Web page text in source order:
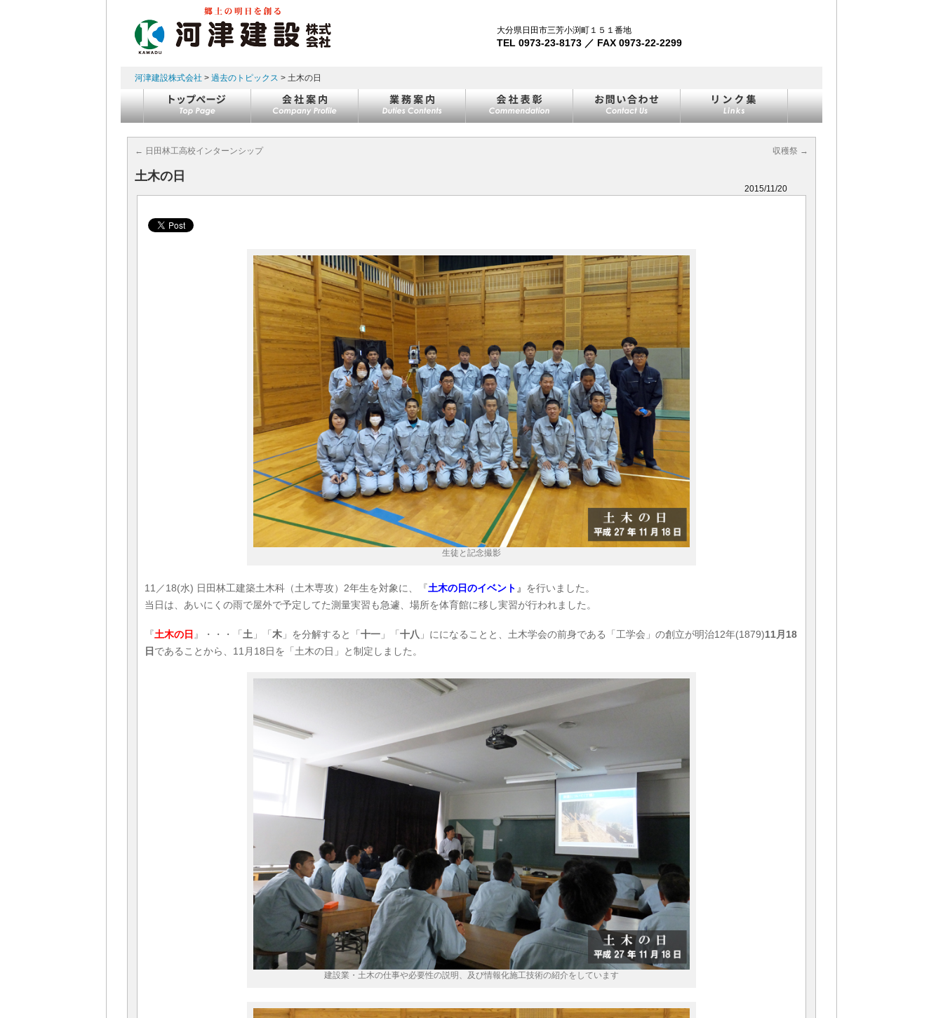
大分県日田市三芳小渕町１５１番地
TEL 0973-23-8173 ／ FAX 0973-22-2299
河津建設株式会社 > 過去のトピックス > 土木の日
コンテンツへスキップ
← 日田林工高校インターンシップ 収穫祭 →
土木の日
2015/11/20
生徒と記念撮影
11／18(水) 日田林工建築土木科（土木専攻）2年生を対象に、『土木の日のイベント 』 を行いました。
当日は、あいにくの雨で屋外で予定してた測量実習も急遽、場所を体育館に移し実習が行われました。
『土木の日 』・・・「土 」「木 」を分解すると「十一 」「十八 」にになることと、土木学会の前身である「工学会」の創立が明治12年(1879)11月18
日であることから、11月18日を「土木の日」と制定しました。
建設業・土木の仕事や必要性の説明、及び情報化施工技術の紹介をしています